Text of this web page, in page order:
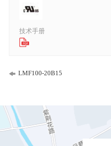
技术手册
LMF100-20B15